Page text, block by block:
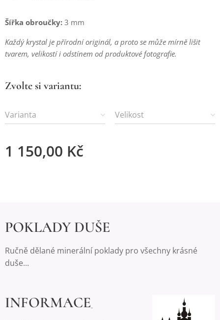
Šířka obroučky: 3 mm
Každý krystal je přírodní originál, a proto se může mírně lišit
tvarem, velikostí i odstínem od produktové fotografie.
Zvolte si variantu:
Varianta Velikost
1 150,00 Kč
POKLADY DUŠE
Ručně dělané minerální poklady pro všechny krásné
duše...
INFORMACE